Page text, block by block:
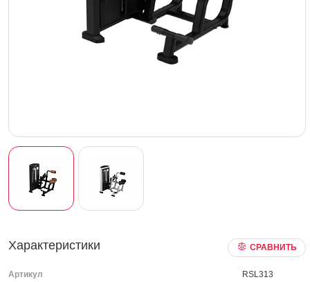
Характеристики СРАВНИТЬ
Артикул RSL313